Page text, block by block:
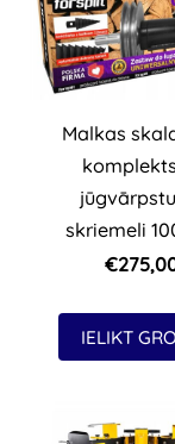
Malkas
skriemeli
IELIKT